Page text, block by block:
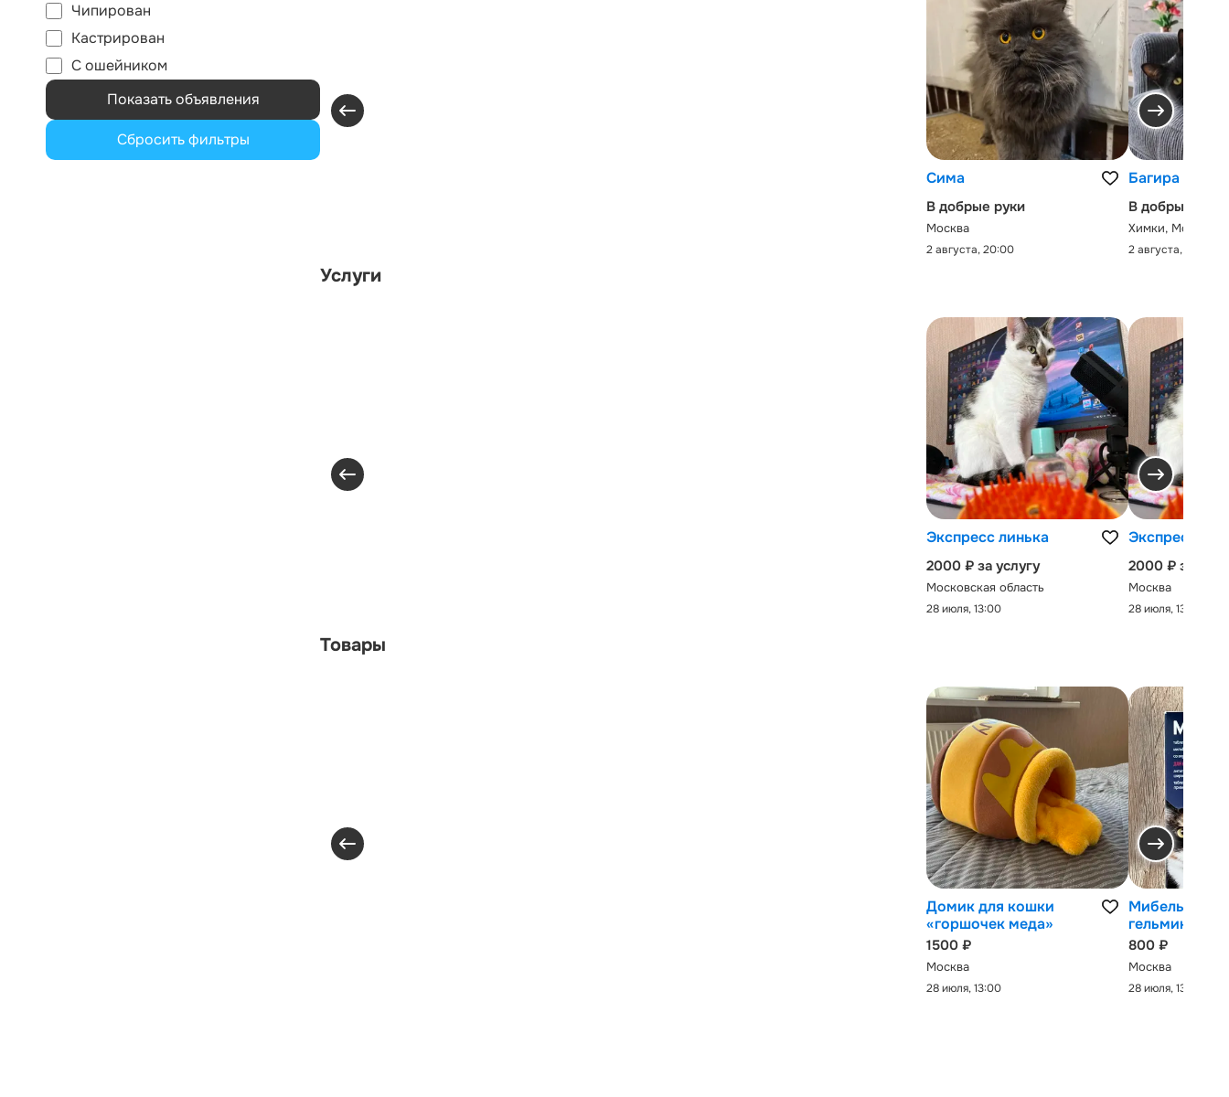
Чипирован
Кастрирован
С ошейником
Показать объявления
Сбросить фильтры
Сима
В добрые руки
Москва
2 августа, 20:00
Багира
В добрые руки
Химки,
2 августа, 0:00
Услуги
Экспресс линька
2000 ₽ за услугу
Московская область
28 июля, 13:00
Экспресс-
2000 ₽ за
Москва
28 июля, 13:00
Товары
Домик для кошки
«горшочек меда»
1500 ₽
Москва
28 июля, 13:00
Мибельмакс
гельминтов
800 ₽
Москва
28 июля, 13:00